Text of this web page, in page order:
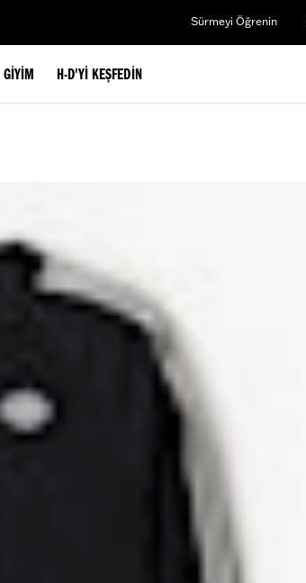
Sürmeyi Öğrenin
GIYIM H-D'YI KEŞFEDIN